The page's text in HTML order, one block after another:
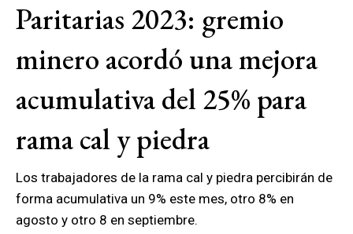
Paritarias 2023: gremio
minero acordó una mejora
acumulativa del 25% para
rama cal y piedra
Los trabajadores de la rama cal y piedra percibirán de
forma acumulativa un 9% este mes, otro 8% en
agosto y otro 8 en septiembre.